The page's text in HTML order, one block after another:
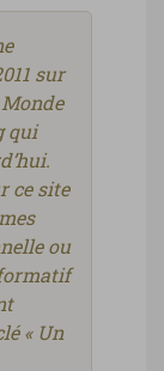
sur
qui
ce site
ou
« Un